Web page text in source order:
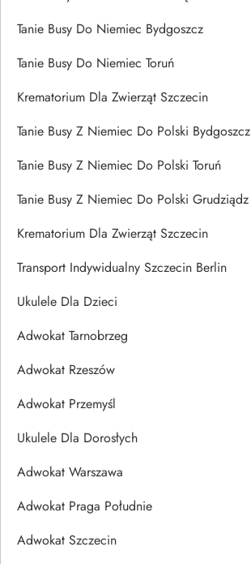
Tanie Busy Do Niemiec Bydgoszcz
Tanie Busy Do Niemiec Toruń
Krematorium Dla Zwierząt Szczecin
Tanie Busy Z Niemiec Do Polski Bydgoszcz
Tanie Busy Z Niemiec Do Polski Toruń
Tanie Busy Z Niemiec Do Polski Grudziądz
Krematorium Dla Zwierząt Szczecin
Transport Indywidualny Szczecin Berlin
Ukulele Dla Dzieci
Adwokat Tarnobrzeg
Adwokat Rzeszów
Adwokat Przemyśl
Ukulele Dla Dorosłych
Adwokat Warszawa
Adwokat Praga Południe
Adwokat Szczecin